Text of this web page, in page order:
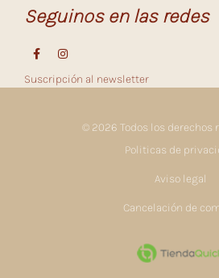
Seguinos en las redes
Suscripción al newsletter
© 2026 Todos los derechos
Politicas de
Aviso legal
Cancelación de